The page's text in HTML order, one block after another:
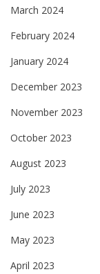
March 2024
February 2024
January 2024
December 2023
November 2023
October 2023
August 2023
July 2023
June 2023
May 2023
April 2023